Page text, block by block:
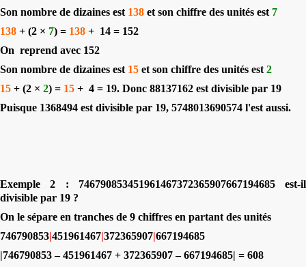
Son nombre de dizaines est 138 et son chiffre des unités est 7
138 + (2 × 7) = 138 + 14 = 152
On reprend avec 152
Son nombre de dizaines est 15 et son chiffre des unités est 2
15 + (2 × 2) = 15 + 4 = 19. Donc 88137162 est divisible par 19
Puisque 1368494 est divisible par 19, 5748013690574 l'est aussi.
Exemple 2 : 746790853451961467372365907667194685 est-il
divisible par 19 ?
On le sépare en tranches de 9 chiffres en partant des unités
746790853|451961467|372365907|667194685
|746790853 – 451961467 + 372365907 – 667194685| = 608